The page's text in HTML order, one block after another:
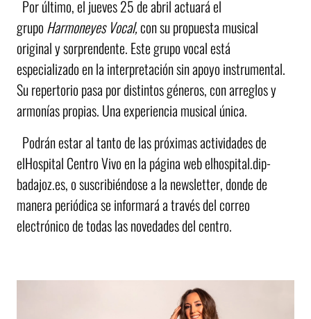
Por último, el jueves 25 de abril actuará el
grupo Harmoneyes Vocal,con su propuesta musical
original y sorprendente. Este grupo vocal está
especializado en la interpretación sin apoyo instrumental.
Su repertorio pasa por distintos géneros, con arreglos y
armonías propias. Una experiencia musical única.
Podrán estar al tanto de las próximas actividades de
elHospital Centro Vivo en la página web elhospital.dip-
badajoz.es, o suscribiéndose a la newsletter, donde de
manera periódica se informará a través del correo
electrónico de todas las novedades del centro.